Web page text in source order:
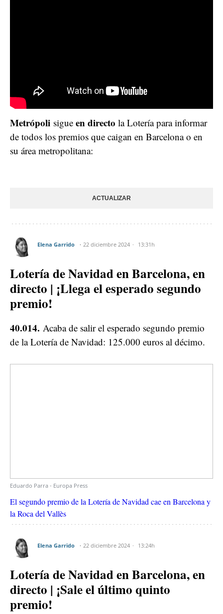
Metrópoli sigue en directo la Lotería para informar
de todos los premios que caigan en Barcelona o en
su área metropolitana:
ACTUALIZAR
Elena Garrido 22 diciembre 2024 13:31h
Lotería de Navidad en Barcelona, en
directo | ¡Llega el esperado segundo
premio!
40.014. Acaba de salir el esperado segundo premio
de la Lotería de Navidad: 125.000 euros al décimo.
Eduardo Parra - Europa Press
El segundo premio de la Lotería de Navidad cae en Barcelona y
la Roca del Vallès
Elena Garrido 22 diciembre 2024 13:24h
Lotería de Navidad en Barcelona, en
directo | ¡Sale el último quinto
premio!